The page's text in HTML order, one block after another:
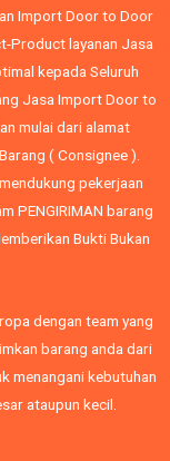
Import Door to Door
Product layanan Jasa
kepada Seluruh
Jasa Import Door to
mulai dari alamat
( Consignee ).
pekerjaan
PENGIRIMAN barang
Bukti Bukan
dengan team yang
barang anda dari
menangani kebutuhan
ataupun kecil.